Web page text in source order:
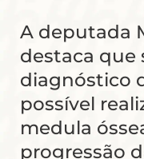
A deputada
destaca que
diagnóstico
possível
medula
progressão